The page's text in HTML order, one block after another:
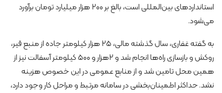
استانداردهای بین‌المللی است، بالغ بر ۲۰۰ هزار میلیارد تومان برآورد
می‌شود.
به گفته غفاری، سال گذشته مالی، ۲۵ هزار کیلومتر جاده از منبع قیر،
روکش و بازسازی راه‌ها انجام شد و ۲هزار و ۵۰۰ کیلومتر آسفالت نیز از
همین محل تامین شد و از منابع عمومی در این خصوص هزینه
نشد. حداکثر اطمینان‌بخشی در سامانه مرتبط و مراحل کار وجود دارد،